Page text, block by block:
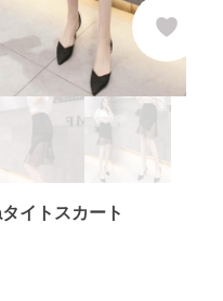
イトスカート